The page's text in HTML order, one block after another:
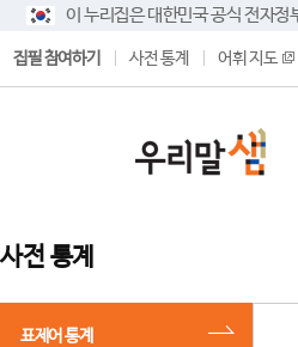
이 누리집은 대한민국 공식 전자정
집필 참여하기 사전 통계 어휘 지도
사전 통계
표제어 통계